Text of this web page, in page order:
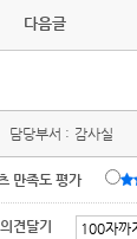
다음글
담당부서 : 감사실
만족도 평가
견달기